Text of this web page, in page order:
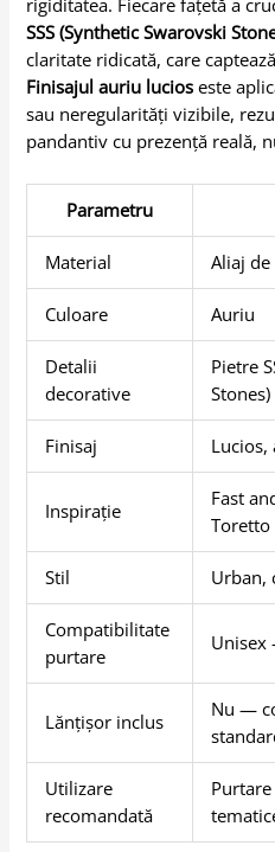
rigiditatea. Fiecare fațetă a
SSS (Synthetic Swarovski
claritate ridicată, care
Finisajul auriu lucios este
sau neregularități vizibile,
pandantiv cu prezență reală,
Parametru
Material Aliaj de
Culoare Auriu
Detalii
decorative
Pietre
Stones)
Finisaj
Inspirație
Fast
Toretto
Stil Urban,
Compatibilitate
purtare
Unisex
Lănțișor inclus
Nu —
Utilizare
recomandată